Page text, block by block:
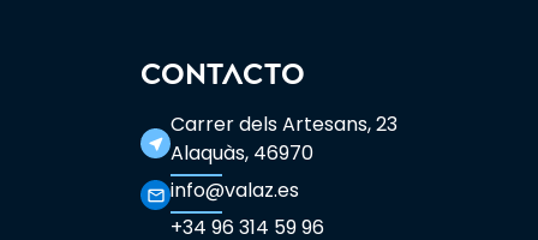
CONTACTO
near_me
Carrer dels Artesans, 23
Alaquàs, 46970
mail_outline info@valaz.es
+34 96 314 59 96